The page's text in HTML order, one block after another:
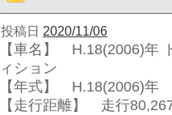
投稿日 2020/11/06
【車名】 H.18(2006)年
ィション
【年式】 H.18(2006)年
【走行距離】 走行